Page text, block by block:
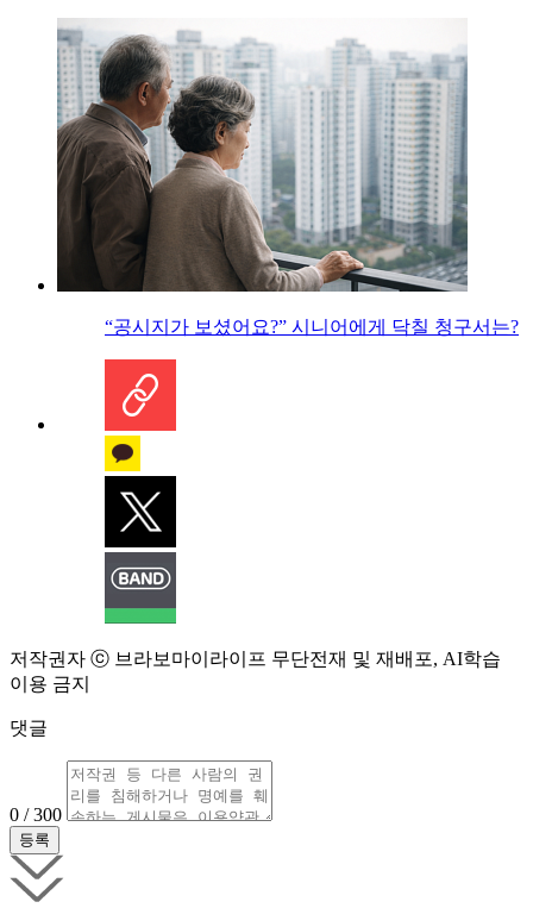
“공시지가 보셨어요?” 시니어에게 닥칠 청구서는?
저작권자 ⓒ 브라보마이라이프 무단전재 및 재배포, AI학습
이용 금지
댓글
0 / 300